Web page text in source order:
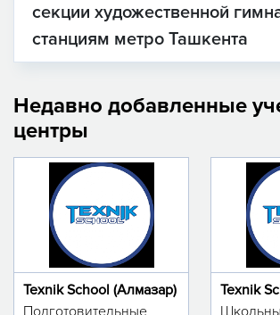
секции художественной
станциям метро Ташкента
Недавно добавленные
центры
Texnik School (Алмазар)
Подготовительные
Texnik